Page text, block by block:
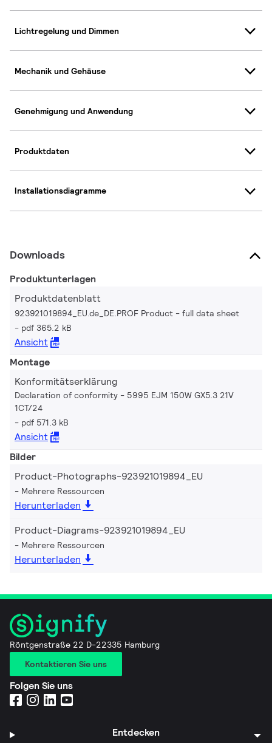
Lichtregelung und Dimmen
Mechanik und Gehäuse
Genehmigung und Anwendung
Produktdaten
Installationsdiagramme
Downloads
Produktunterlagen
Produktdatenblatt
923921019894_EU.de_DE.PROF Product - full data sheet
pdf 365.2 kB
Ansicht
Montage
Konformitätserklärung
Declaration of conformity - 5995 EJM 150W GX5.3 21V
1CT/24
pdf 571.3 kB
Ansicht
Bilder
Product-Photographs-923921019894_EU
Mehrere Ressourcen
Herunterladen
Product-Diagrams-923921019894_EU
Mehrere Ressourcen
Herunterladen
Röntgenstraße 22 D-22335 Hamburg
Kontaktieren Sie uns
Folgen Sie uns
Entdecken